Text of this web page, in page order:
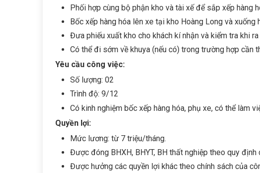
Phối hợp cùng bộ phận kho và tài xế để sắp xếp hàng
Bốc xếp hàng hóa lên xe tại kho Hoàng Long và xuống
Đưa phiếu xuất kho cho khách kí nhận và kiểm tra khi ra
Có thể đi sớm về khuya (nếu có) trong trường hợp cần
Yêu cầu công việc:
Số lượng: 02
Trình độ: 9/12
Có kinh nghiệm bốc xếp hàng hóa, phụ xe, có thể làm
Quyền lợi:
Mức lương: từ 7 triệu/tháng.
Được đóng BHXH, BHYT, BH thất nghiệp theo quy định
Được hưởng các quyền lợi khác theo chính sách của